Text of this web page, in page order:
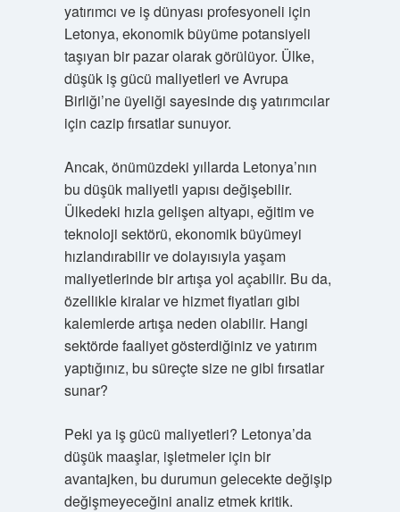
yatırımcı ve iş dünyası profesyoneli için
Letonya, ekonomik büyüme potansiyeli
taşıyan bir pazar olarak görülüyor. Ülke,
düşük iş gücü maliyetleri ve Avrupa
Birliği’ne üyeliği sayesinde dış yatırımcılar
için cazip fırsatlar sunuyor.
Ancak, önümüzdeki yıllarda Letonya’nın
bu düşük maliyetli yapısı değişebilir.
Ülkedeki hızla gelişen altyapı, eğitim ve
teknoloji sektörü, ekonomik büyümeyi
hızlandırabilir ve dolayısıyla yaşam
maliyetlerinde bir artışa yol açabilir. Bu da,
özellikle kiralar ve hizmet fiyatları gibi
kalemlerde artışa neden olabilir. Hangi
sektörde faaliyet gösterdiğiniz ve yatırım
yaptığınız, bu süreçte size ne gibi fırsatlar
sunar?
Peki ya iş gücü maliyetleri? Letonya’da
düşük maaşlar, işletmeler için bir
avantajken, bu durumun gelecekte değişip
değişmeyeceğini analiz etmek kritik.